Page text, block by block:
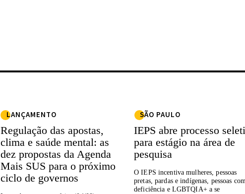
LANÇAMENTO
Regulação das apostas,
clima e saúde mental: as
dez propostas da Agenda
Mais SUS para o próximo
ciclo de governos
SÃO PAULO
IEPS abre processo
para estágio na área de
pesquisa
O IEPS incentiva mulheres, pessoas
pretas, pardas e indígenas, pessoas com
deficiência e LGBTQIA+ a se